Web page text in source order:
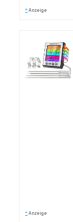
* Anzeige
* Anzeige